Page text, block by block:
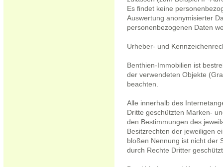
Es findet keine
Auswertung anonymisierter
personenbezogenen Daten
Urheber- und
Benthien-Immobilien ist
der verwendeten Objekte
beachten.
Alle innerhalb des
Dritte geschützten Marken-
den Bestimmungen des
Besitzrechten der jeweiligen
bloßen Nennung ist nicht der
durch Rechte Dritter